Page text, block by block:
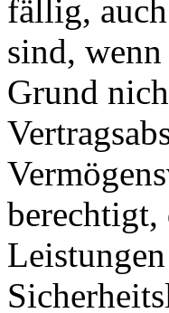
fällig,
sind,
Grund
berechtigt,